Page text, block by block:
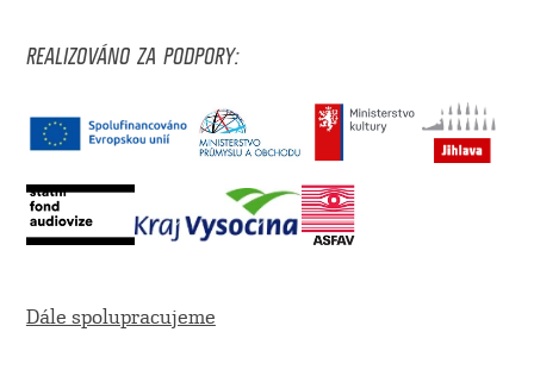
REALIZOVÁNO ZA PODPORY:
Dále spolupracujeme